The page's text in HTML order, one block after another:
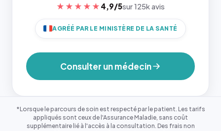
★★★★★ 4,9/5sur 125k avis
AGRÉÉ PAR LE MINISTÈRE DE LA SANTÉ
Consulter un médecin
*Lorsque le parcours de soin est respecté par le patient. Les tarifs
appliqués sont ceux de l'Assurance Maladie, sans coût
supplémentaire lié à l'accès à la consultation. Des frais non